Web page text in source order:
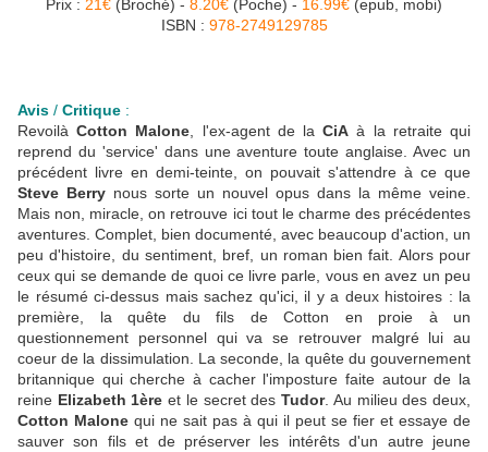
Prix : 21€ (Broché) - 8.20€ (Poche) - 16.99€ (epub, mobi)
ISBN : 978-2749129785
Avis / Critique :
RevoilàCotton Malone , l'ex-agent de laCiA à la retraite qui
reprend du 'service' dans une aventure toute anglaise. Avec un
précédent livre en demi-teinte, on pouvait s'attendre à ce que
Steve Berry nous sorte un nouvel opus dans la même veine.
Mais non, miracle, on retrouve ici tout le charme des précédentes
aventures. Complet, bien documenté, avec beaucoup d'action, un
peu d'histoire, du sentiment, bref, un roman bien fait. Alors pour
ceux qui se demande de quoi ce livre parle, vous en avez un peu
le résumé ci-dessus mais sachez qu'ici, il y a deux histoires : la
première, la quête du fils de Cotton en proie à un
questionnement personnel qui va se retrouver malgré lui au
coeur de la dissimulation. La seconde, la quête du gouvernement
britannique qui cherche à cacher l'imposture faite autour de la
reine Elizabeth 1ère et le secret desTudor. Au milieu des deux,
Cotton Malone qui ne sait pas à qui il peut se fier et essaye de
sauver son fils et de préserver les intérêts d'un autre jeune